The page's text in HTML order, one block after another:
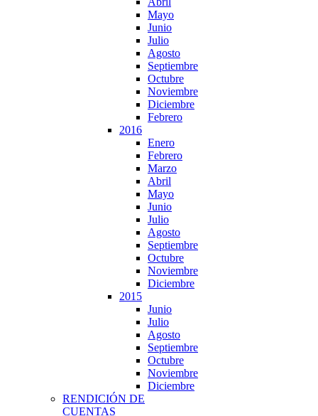
Mayo
Junio
Julio
Agosto
Septiembre
Octubre
Noviembre
Diciembre
Febrero
2016
Enero
Febrero
Marzo
Abril
Mayo
Junio
Julio
Agosto
Septiembre
Octubre
Noviembre
Diciembre
2015
Junio
Julio
Agosto
Septiembre
Octubre
Noviembre
Diciembre
RENDICIÓN DE
CUENTAS